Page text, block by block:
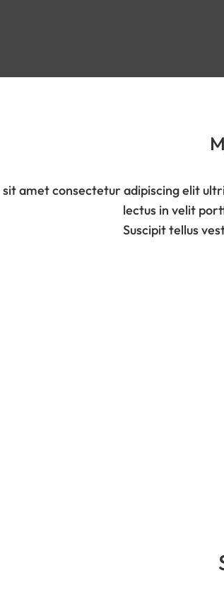
amet consectetur adipiscing elit
lectus in velit
Suscipit tellus